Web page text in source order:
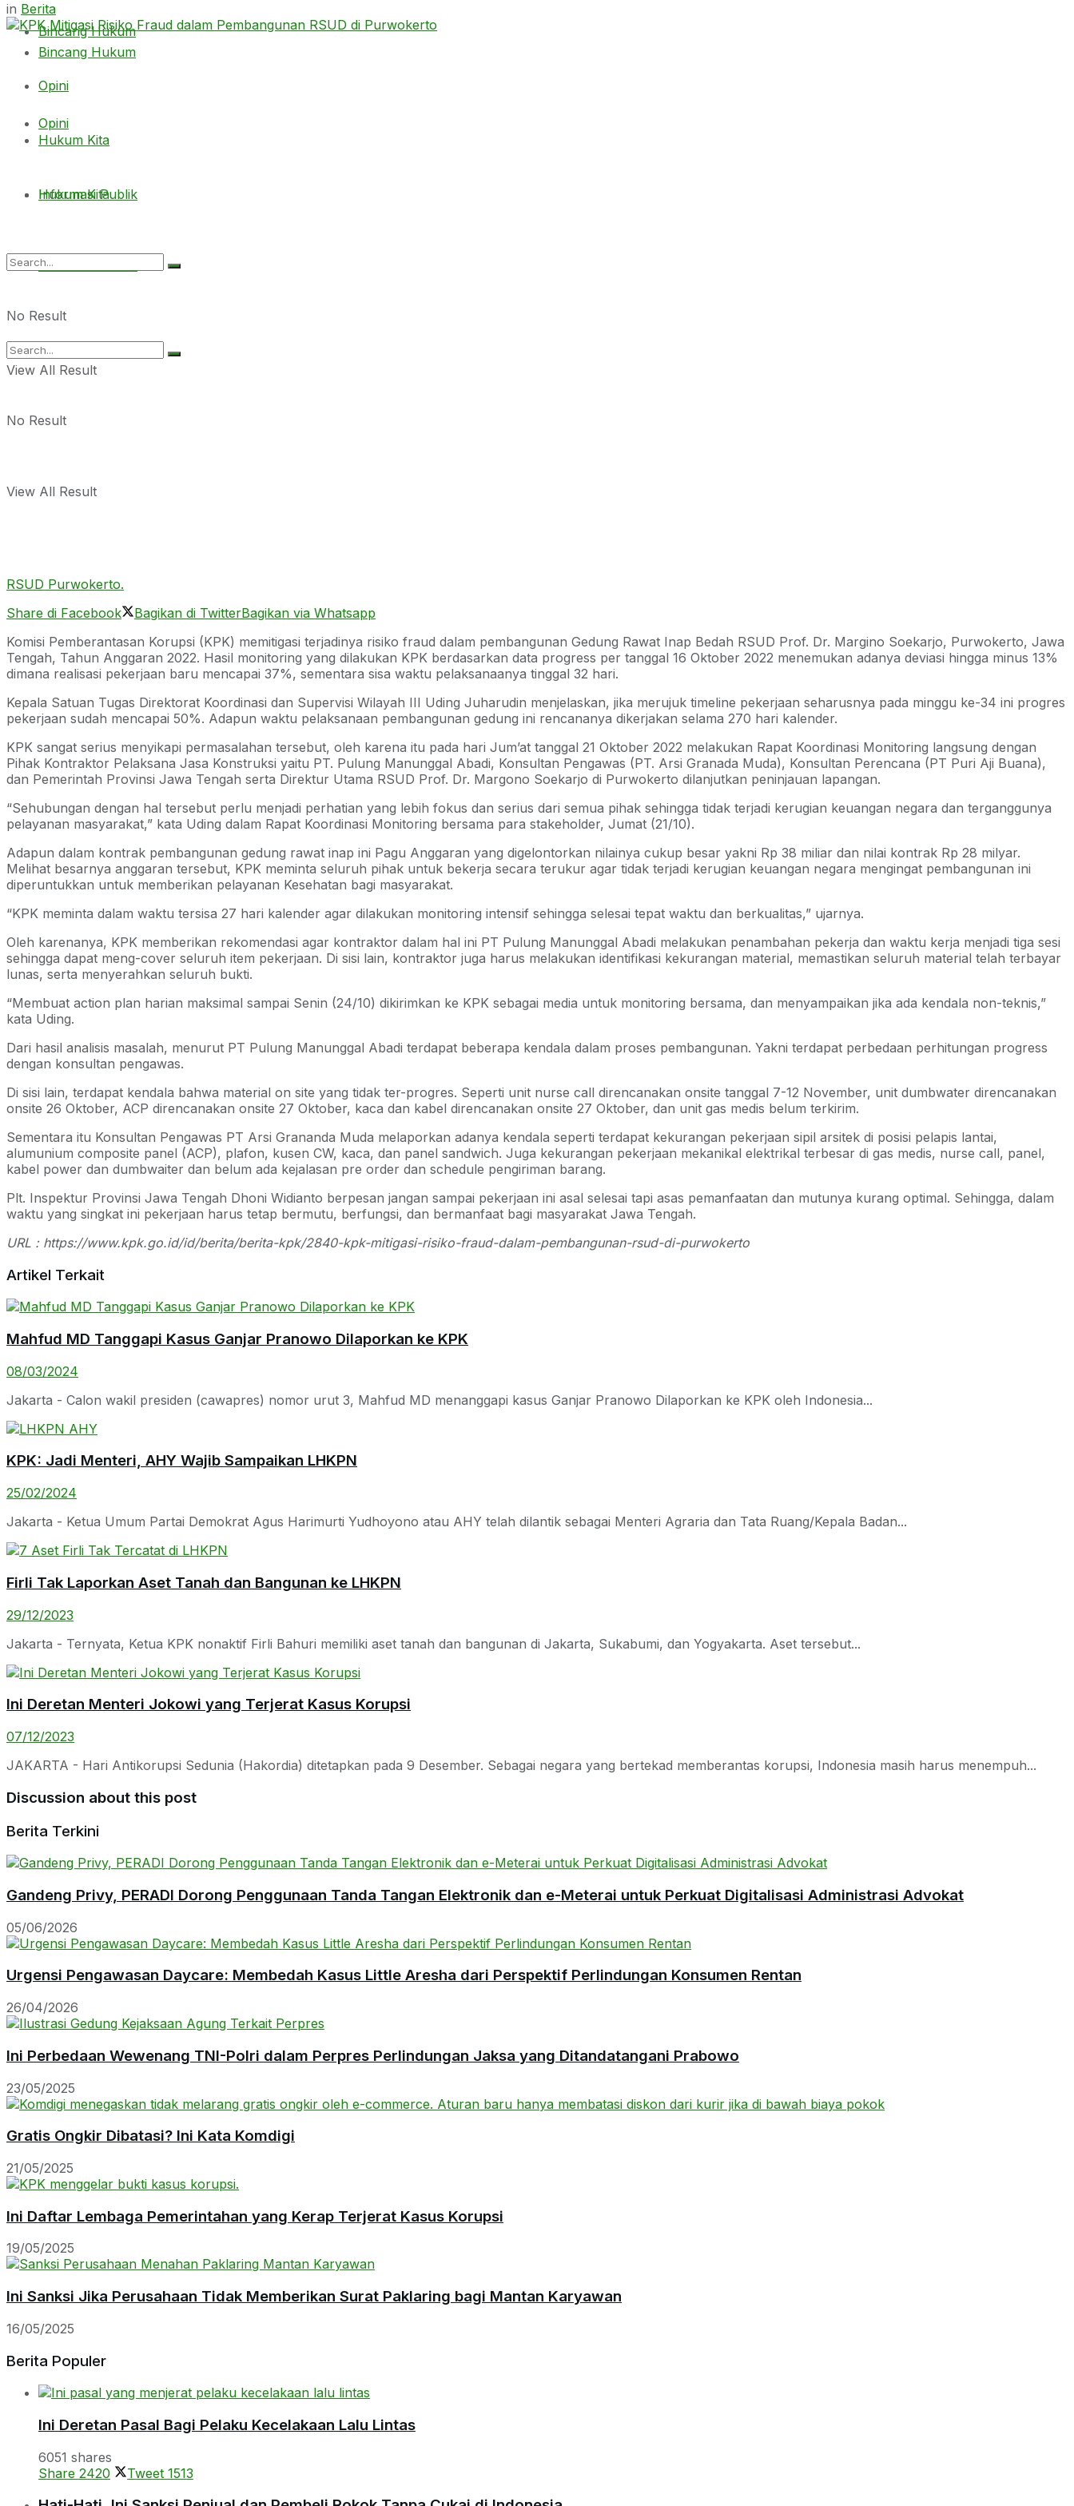
Bincang Hukum
Opini
Hukum Kita
Informasi Publik
No Result
View All Result
Bincang Hukum
Opini
Hukum Kita
Informasi Publik
No Result
View All Result
in Berita
RSUD Purwokerto.
Share di Facebook
Bagikan di TwitterBagikan via Whatsapp
Komisi Pemberantasan Korupsi (KPK) memitigasi terjadinya risiko fraud dalam pembangunan Gedung Rawat Inap Bedah RSUD Prof. Dr. Margino Soekarjo, Purwokerto, Jawa
Tengah, Tahun Anggaran 2022. Hasil monitoring yang dilakukan KPK berdasarkan data progress per tanggal 16 Oktober 2022 menemukan adanya deviasi hingga minus 13%
dimana realisasi pekerjaan baru mencapai 37%, sementara sisa waktu pelaksanaanya tinggal 32 hari.
Kepala Satuan Tugas Direktorat Koordinasi dan Supervisi Wilayah III Uding Juharudin menjelaskan, jika merujuk timeline pekerjaan seharusnya pada minggu ke-34 ini progres
pekerjaan sudah mencapai 50%. Adapun waktu pelaksanaan pembangunan gedung ini rencananya dikerjakan selama 270 hari kalender.
KPK sangat serius menyikapi permasalahan tersebut, oleh karena itu pada hari Jum’at tanggal 21 Oktober 2022 melakukan Rapat Koordinasi Monitoring langsung dengan
Pihak Kontraktor Pelaksana Jasa Konstruksi yaitu PT. Pulung Manunggal Abadi, Konsultan Pengawas (PT. Arsi Granada Muda), Konsultan Perencana (PT Puri Aji Buana),
dan Pemerintah Provinsi Jawa Tengah serta Direktur Utama RSUD Prof. Dr. Margono Soekarjo di Purwokerto dilanjutkan peninjauan lapangan.
“Sehubungan dengan hal tersebut perlu menjadi perhatian yang lebih fokus dan serius dari semua pihak sehingga tidak terjadi kerugian keuangan negara dan terganggunya
pelayanan masyarakat,” kata Uding dalam Rapat Koordinasi Monitoring bersama para stakeholder, Jumat (21/10).
Adapun dalam kontrak pembangunan gedung rawat inap ini Pagu Anggaran yang digelontorkan nilainya cukup besar yakni Rp 38 miliar dan nilai kontrak Rp 28 milyar.
Melihat besarnya anggaran tersebut, KPK meminta seluruh pihak untuk bekerja secara terukur agar tidak terjadi kerugian keuangan negara mengingat pembangunan ini
diperuntukkan untuk memberikan pelayanan Kesehatan bagi masyarakat.
“KPK meminta dalam waktu tersisa 27 hari kalender agar dilakukan monitoring intensif sehingga selesai tepat waktu dan berkualitas,” ujarnya.
Oleh karenanya, KPK memberikan rekomendasi agar kontraktor dalam hal ini PT Pulung Manunggal Abadi melakukan penambahan pekerja dan waktu kerja menjadi tiga sesi
sehingga dapat meng-cover seluruh item pekerjaan. Di sisi lain, kontraktor juga harus melakukan identifikasi kekurangan material, memastikan seluruh material telah terbayar
lunas, serta menyerahkan seluruh bukti.
“Membuat action plan harian maksimal sampai Senin (24/10) dikirimkan ke KPK sebagai media untuk monitoring bersama, dan menyampaikan jika ada kendala non-teknis,”
kata Uding.
Dari hasil analisis masalah, menurut PT Pulung Manunggal Abadi terdapat beberapa kendala dalam proses pembangunan. Yakni terdapat perbedaan perhitungan progress
dengan konsultan pengawas.
Di sisi lain, terdapat kendala bahwa material on site yang tidak ter-progres. Seperti unit nurse call direncanakan onsite tanggal 7-12 November, unit dumbwater direncanakan
onsite 26 Oktober, ACP direncanakan onsite 27 Oktober, kaca dan kabel direncanakan onsite 27 Oktober, dan unit gas medis belum terkirim.
Sementara itu Konsultan Pengawas PT Arsi Grananda Muda melaporkan adanya kendala seperti terdapat kekurangan pekerjaan sipil arsitek di posisi pelapis lantai,
alumunium composite panel (ACP), plafon, kusen CW, kaca, dan panel sandwich. Juga kekurangan pekerjaan mekanikal elektrikal terbesar di gas medis, nurse call, panel,
kabel power dan dumbwaiter dan belum ada kejalasan pre order dan schedule pengiriman barang.
Plt. Inspektur Provinsi Jawa Tengah Dhoni Widianto berpesan jangan sampai pekerjaan ini asal selesai tapi asas pemanfaatan dan mutunya kurang optimal. Sehingga, dalam
waktu yang singkat ini pekerjaan harus tetap bermutu, berfungsi, dan bermanfaat bagi masyarakat Jawa Tengah.
URL : https://www.kpk.go.id/id/berita/berita-kpk/2840-kpk-mitigasi-risiko-fraud-dalam-pembangunan-rsud-di-purwokerto
Artikel Terkait
Mahfud MD Tanggapi Kasus Ganjar Pranowo Dilaporkan ke KPK
08/03/2024
Jakarta - Calon wakil presiden (cawapres) nomor urut 3, Mahfud MD menanggapi kasus Ganjar Pranowo Dilaporkan ke KPK oleh Indonesia...
KPK: Jadi Menteri, AHY Wajib Sampaikan LHKPN
25/02/2024
Jakarta - Ketua Umum Partai Demokrat Agus Harimurti Yudhoyono atau AHY telah dilantik sebagai Menteri Agraria dan Tata Ruang/Kepala Badan...
Firli Tak Laporkan Aset Tanah dan Bangunan ke LHKPN
29/12/2023
Jakarta - Ternyata, Ketua KPK nonaktif Firli Bahuri memiliki aset tanah dan bangunan di Jakarta, Sukabumi, dan Yogyakarta. Aset tersebut...
Ini Deretan Menteri Jokowi yang Terjerat Kasus Korupsi
07/12/2023
JAKARTA - Hari Antikorupsi Sedunia (Hakordia) ditetapkan pada 9 Desember. Sebagai negara yang bertekad memberantas korupsi, Indonesia masih harus menempuh...
Discussion about this post
Berita Terkini
Gandeng Privy, PERADI Dorong Penggunaan Tanda Tangan Elektronik dan e-Meterai untuk Perkuat Digitalisasi Administrasi Advokat
05/06/2026
Urgensi Pengawasan Daycare: Membedah Kasus Little Aresha dari Perspektif Perlindungan Konsumen Rentan
26/04/2026
Ini Perbedaan Wewenang TNI-Polri dalam Perpres Perlindungan Jaksa yang Ditandatangani Prabowo
23/05/2025
Gratis Ongkir Dibatasi? Ini Kata Komdigi
21/05/2025
Ini Daftar Lembaga Pemerintahan yang Kerap Terjerat Kasus Korupsi
19/05/2025
Ini Sanksi Jika Perusahaan Tidak Memberikan Surat Paklaring bagi Mantan Karyawan
16/05/2025
Berita Populer
Ini Deretan Pasal Bagi Pelaku Kecelakaan Lalu Lintas
6051 shares
Share 2420 Tweet 1513